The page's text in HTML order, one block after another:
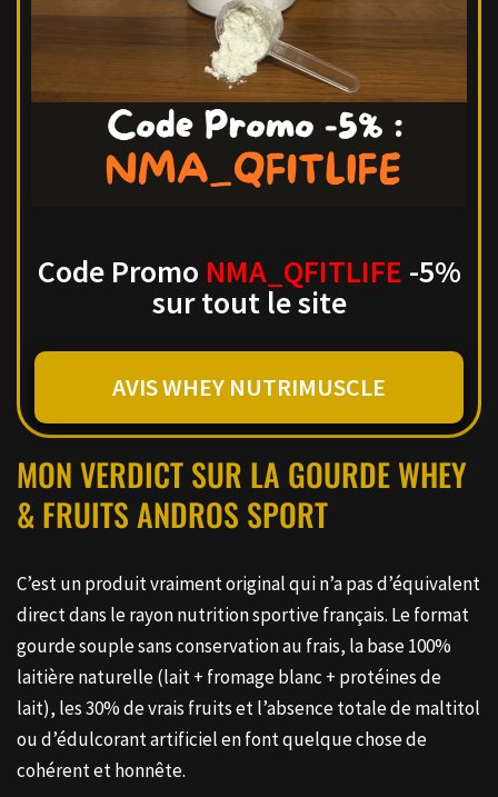
Code Promo NMA_QFITLIFE -5%
sur tout le site
AVIS WHEY NUTRIMUSCLE
MON VERDICT SUR LA GOURDE WHEY
& FRUITS ANDROS SPORT
C’est un produit vraiment original qui n’a pas d’équivalent
direct dans le rayon nutrition sportive français. Le format
gourde souple sans conservation au frais, la base 100%
laitière naturelle (lait + fromage blanc + protéines de
lait), les 30% de vrais fruits et l’absence totale de maltitol
ou d’édulcorant artificiel en font quelque chose de
cohérent et honnête.